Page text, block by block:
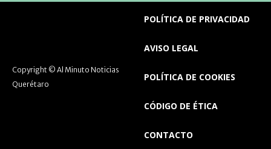
Copyright © Al Minuto Noticias
Querétaro
POLÍTICA DE PRIVACIDAD
AVISO LEGAL
POLÍTICA DE COOKIES
CÓDIGO DE ÉTICA
CONTACTO